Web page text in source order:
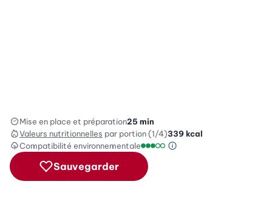
Mise en place et préparation25 min
Valeurs nutritionnelles par portion (1/4)339kcal
Compatibilité environnementale
Échelle de compatibilité
Information sur
Sauvegarder